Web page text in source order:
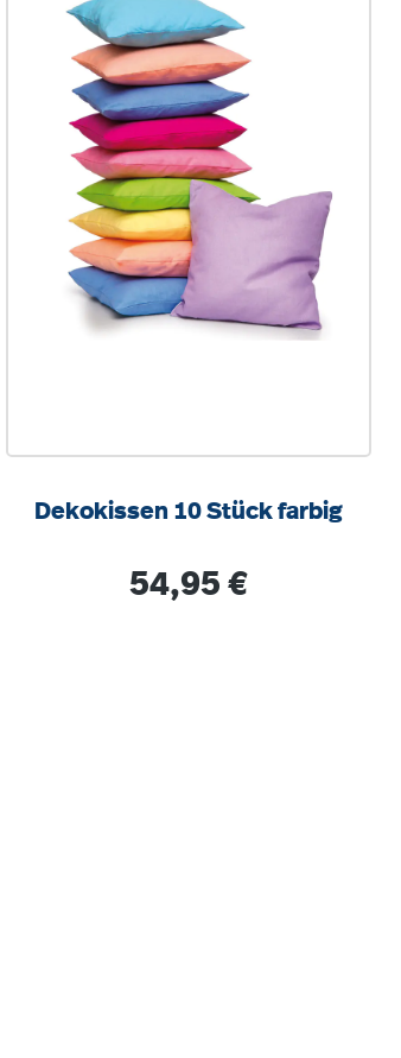
Dekokissen 10 Stück farbig
Regulärer Preis:
54,95 €